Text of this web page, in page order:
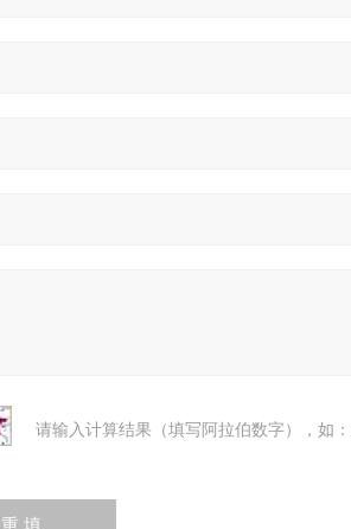
请输入计算结果（填写阿拉伯数字），如